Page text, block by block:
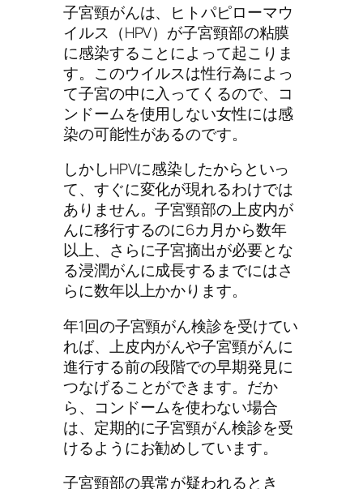
子宮頸がんは、ヒトパピローマウ
イルス（HPV）が子宮頸部の粘膜
に感染することによって起こりま
す。このウイルスは性行為によっ
て子宮の中に入ってくるので、コ
ンドームを使用しない女性には感
染の可能性があるのです。
しかしHPVに感染したからといっ
て、すぐに変化が現れるわけでは
ありません。子宮頸部の上皮内が
んに移行するのに6カ月から数年
以上、さらに子宮摘出が必要とな
る浸潤がんに成長するまでにはさ
らに数年以上かかります。
年1回の子宮頸がん検診を受けてい
れば、上皮内がんや子宮頸がんに
進行する前の段階での早期発見に
つなげることができます。だか
ら、コンドームを使わない場合
は、定期的に子宮頸がん検診を受
けるようにお勧めしています。
子宮頸部の異常が疑われるとき